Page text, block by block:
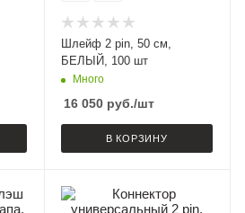
Шлейф 2 pin, 50 см,
БЕЛЫЙ, 100 шт
Много
16 050руб./шт
В КОРЗИНУ